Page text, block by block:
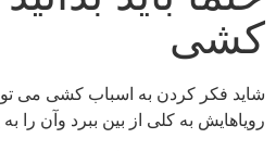
کشی
شاید فکر کردن به اسباب کشی می
رویاهایش به کلی از بین ببرد وآن را